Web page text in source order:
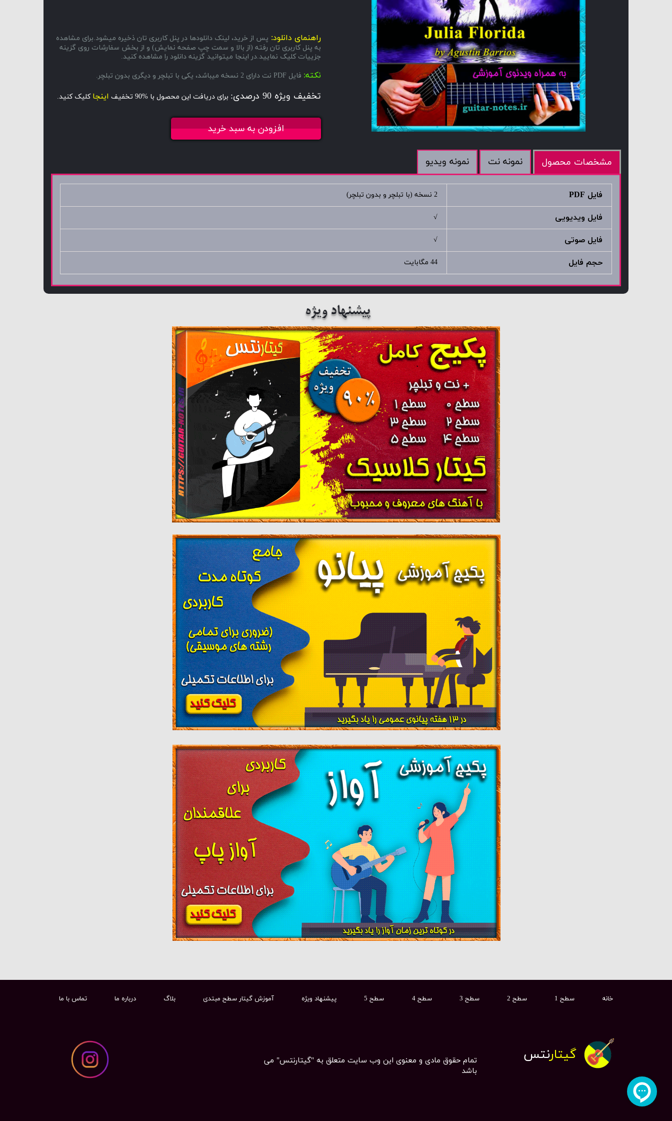
راهنمای دانلود: پس از خرید، لینک دانلودها در پنل کاربری تان ذخیره میشود.برای مشاهده
به پنل کاربری تان رفته (از بالا و سمت چپ صفحه نمایش) و از بخش سفارشات روی گزینه
جزییات کلیک نمایید.در اینجا میتوانید گزینه دانلود را مشاهده کنید.
نکته: فایل PDF نت دارای 2 نسخه میباشد، یکی با تبلچر و دیگری بدون تبلچر.
تخفیف ویژه 90 درصدی: برای دریافت این محصول با %90 تخفیف اینجا کلیک کنید.
افزودن به سبد خرید
مشخصات محصول نمونه نت نمونه ویدیو
فایل PDF 2 نسخه (با تبلچر و بدون تبلچر)
فایل ویدیویی √
فایل صوتی √
حجم فایل 44 مگابایت
پیشنهاد ویژه
تمام حقوق مادی و معنوی این وب سایت متعلق به "گیتارنتس" می
باشد
خانه سطح 1 سطح 2 سطح 3 سطح 4 سطح 5 پیشنهاد ویژه آموزش گیتار سطح مبتدی بلاگ درباره ما تماس با ما
گیتارنتس